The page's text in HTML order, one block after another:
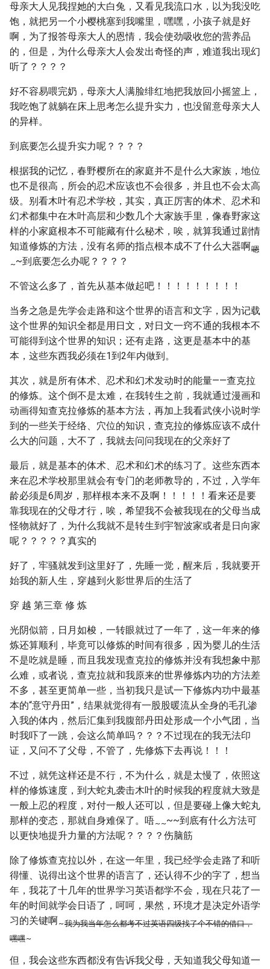
母亲大人见我捏她的大白兔，又看见我流口水，以为我没吃
饱，就把另一个小樱桃塞到我嘴里，嘿嘿，小孩子就是好
啊，为了报答母亲大人的恩情，我会使劲吸收您的营养品
的，但是，为什么母亲大人会发出奇怪的声，难道我出现幻
听了？？？？
好不容易喂完奶，母亲大人满脸绯红地把我放回小摇篮上，
我吃饱了就躺在床上思考怎么提升实力，也没留意母亲大人
的异样。
到底要怎么提升实力呢？？？？
根据我的记忆，春野樱所在的家庭并不是什么大家族，地位
也不是很高，所会的忍术应该也不会很多，并且也不会太高
级。别看木叶有忍术学校，其实，真正厉害的体术、忍术和
幻术都集中在木叶高层和少数几个大家族手里，像春野家这
样的小家庭根本不可能藏有什么秘术，唉，就算我通过剧情
知道修炼的方法，没有名师的指点根本成不了什么大器啊嗯
~~到底要怎么办呢？？？？
不管这么多了，首先从基本做起吧！！！！！！！！！
当务之急是先学会走路和这个世界的语言和文字，因为记载
这个世界的知识全都是用日文，对日文一窍不通的我根本不
可能得到这个世界的知识；还有走路，这更是基本中的基
本，这些东西我必须在1到2年内做到。
其次，就是所有体术、忍术和幻术发动时的能量——查克拉
的修炼。这个倒不是太难，在我转生之前，我就通过漫画和
动画得知查克拉修炼的基本方法，再加上我看武侠小说时学
到的一些关于经络、穴位的知识，查克拉的修炼应该不成什
么大的问题，大不了，我就去问问我现在的父亲好了
最后，就是基本的体术、忍术和幻术的练习了。这些东西本
来在忍术学校那里就会有专门的老师教导的，不过，入学年
龄必须是6周岁，那样根本来不及啊！！！！！看来还是要
靠我现在的父母才行，唉，希望我不会被我现在的父母当成
怪物就好了，为什么我就不是转生到宇智波家或者是日向家
呢？？？？？真实的
好了，牢骚就发到这里好了，先睡一觉，醒来后，我就要开
始我的新人生，穿越到火影世界后的生活了
穿 越 第三章 修 炼
光阴似箭，日月如梭，一转眼就过了一年了，这一年来的修
炼还算顺利，毕竟可以修炼的时间有很多，因为婴儿的生活
不是吃就是睡，而且我发现查克拉的修炼并没有我想象中那
么难，或者说，查克拉就和我原来的世界修炼内功的方法差
不多，甚至更简单一些，当初我只是试一下修炼内功中最基
本的“意守丹田”，结果就觉得有一股股暖流从全身的毛孔渗
入我的体内，然后汇集到我腹部丹田处形成一个小气团，当
时我吓了一跳，会这么简单吗？？？不过现在的我无法印
证，又问不了父母，不管了，先修炼下去再说！！！
不过，就凭这样还是不行，不为什么，就是太慢了，依照这
样的修炼速度，到大蛇丸袭击木叶的时候我的程度就大致是
一般上忍的程度，对付一般人还可以，但是要碰上像大蛇丸
那样的变态，那就自身难保了。唔~~~~到底有什么方法可
以更快地提升力量的方法呢？？？？伤脑筋
除了修炼查克拉以外，在这一年里，我已经学会走路了和听
得懂、说得出这个世界的语言了，还认得不少的字了，想当
年，我花了十几年的世界学习英语都学不会，现在只花了一
年的时间就学会日语了，呵呵，果然，环境才是决定外语学
习的关键啊~我为我当年怎么都考不过英语四级找了个不错的借口，
嘿嘿~
但，我会这些东西都没有告诉我父母，天知道我父母知道一